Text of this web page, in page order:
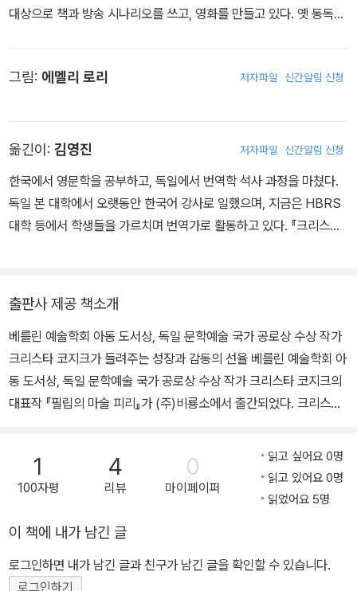
대상으로 책과 방송 시나리오를 쓰고, 영화를 만들고 있다. 옛 동독에
<마법에 걸린 도둑>, <광고 기둥 속의 모리츠> 등이 있으며, <아프
어졌다.
그림: 에멜리 로리 저자파일 신간알림 신청
옮긴이: 김영진 저자파일 신간알림 신청
한국에서 영문학을 공부하고, 독일에서 번역학 석사 과정을 마쳤다.
독일 본 대학에서 오랫동안 한국어 강사로 일했으며, 지금은 HBRS
대학 등에서 학생들을 가르치며 번역가로 활동하고 있다. 『크리스마
말로 옮겼다.
출판사 제공 책소개
베를린 예술학회 아동 도서상, 독일 문학예술 국가 공로상 수상 작가
크리스타 코지크가 들려주는 성장과 감동의 선율 베를린 예술학회 아
동 도서상, 독일 문학예술 국가 공로상 수상 작가 크리스타 코지크의
대표작 『필립의 마술 피리』가 (주)비룡소에서 출간되었다. 크리스타
로도 활발히 활동했다.『필립의 마술 피리』는 크리스타 코지크가 쓴
시나리오를 바탕으로 1975년 『땅꼬마 필립』라는 영화로 상영되어
큰 흥행을 이끌었다가 25년 후 어린이 책으로 만들어졌다. 코지크는
와 필립이 어엿한 꼬마 연주자로 서기까지의 성장 과정을 감동적으로
그려냈다. ● 미운 오리 새끼가 백조로 자라나는 아름다운 성장 동화
기관사인 아빠와 단 둘이 사는 땅꼬마 필립은 키가 작아서 친구들에
1
100자평
4
리뷰
0
마이페이퍼
읽고 싶어요 0명
읽고 있어요 0명
읽었어요 5명
이 책에 내가 남긴 글
로그인하면 내가 남긴 글과 친구가 남긴 글을 확인할 수 있습니다.
로그인하기